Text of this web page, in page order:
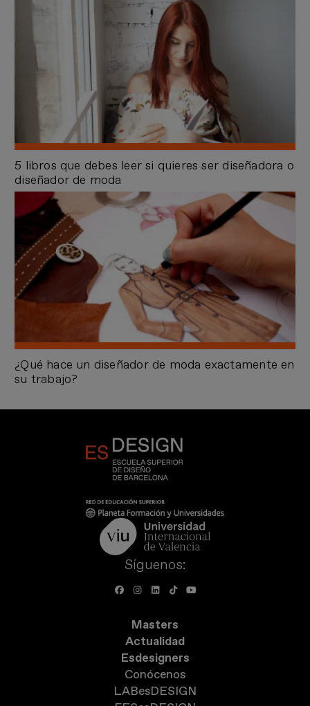
5 libros que debes leer si quieres ser diseñadora o
diseñador de moda
¿Qué hace un diseñador de moda exactamente en
su trabajo?
Síguenos:
Masters
Actualidad
Esdesigners
Conócenos
LABesDESIGN